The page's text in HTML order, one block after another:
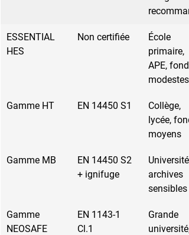
ESSENTIAL
HES
Non certifiée
École
primaire,
APE,
modestes
Gamme HT EN 14450 S1
Collège,
lycée,
moyens
Gamme MB
EN 14450 S2
+ ignifuge
Université,
archives
sensibles
Gamme
NEOSAFE
EN 1143-1
Cl.1
Grande
université,